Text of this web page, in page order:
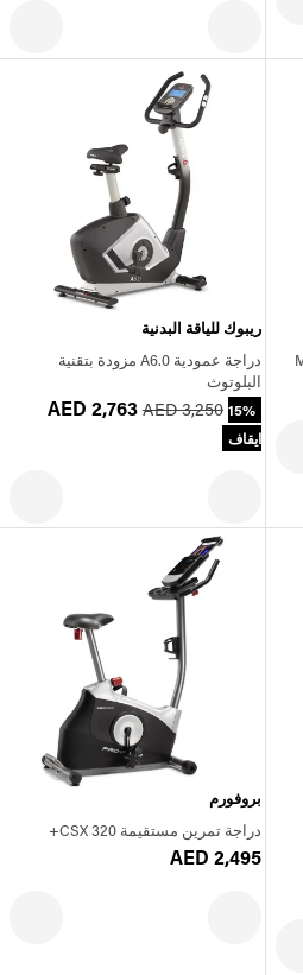
ريبوك للياقة البدنية
دراجة عمودية A6.0 مزودة بتقنية
البلوتوث
AED 2,763 AED 3,250 15%
ايقاف
بروفورم
دراجة تمرين مستقيمة 320 CSX+
AED 2,495